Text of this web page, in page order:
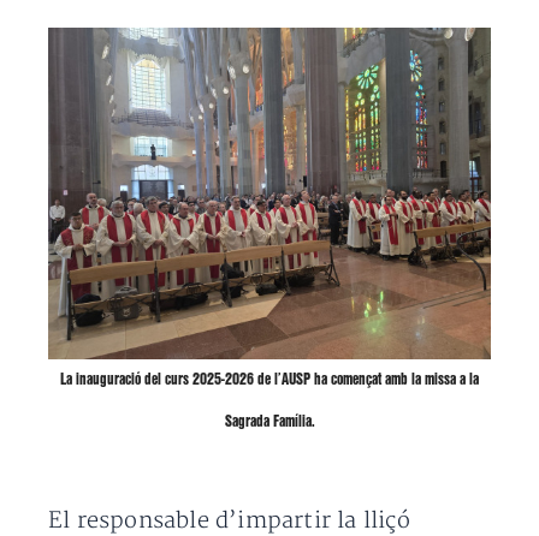
La inauguració del curs 2025-2026 de l’AUSP ha començat amb la missa a la
Sagrada Família.
El responsable d’impartir la lliçó